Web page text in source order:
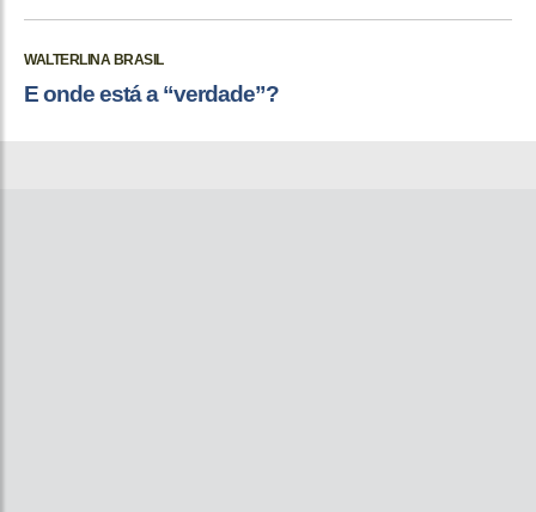
WALTERLINA BRASIL
E onde está a “verdade”?